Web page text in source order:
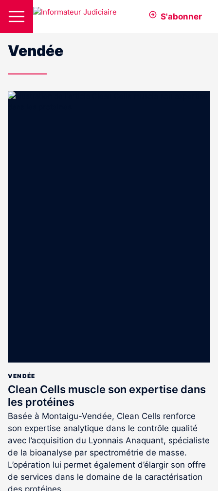
S'abonner
Vendée
VENDÉE
Clean Cells muscle son expertise dans
les protéines
Basée à Montaigu-Vendée, Clean Cells renforce
son expertise analytique dans le contrôle qualité
avec l’acquisition du Lyonnais Anaquant, spécialiste
de la bioanalyse par spectrométrie de masse.
L’opération lui permet également d’élargir son offre
de services dans le domaine de la caractérisation